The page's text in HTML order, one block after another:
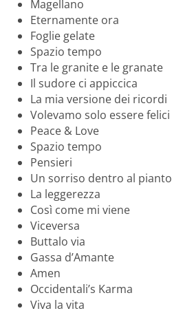
Magellano
Eternamente ora
Foglie gelate
Spazio tempo
Tra le granite e le granate
Il sudore ci appiccica
La mia versione dei ricordi
Volevamo solo essere felici
Peace & Love
Spazio tempo
Pensieri
Un sorriso dentro al pianto
La leggerezza
Così come mi viene
Viceversa
Buttalo via
Gassa d’Amante
Amen
Occidentali’s Karma
Viva la vita